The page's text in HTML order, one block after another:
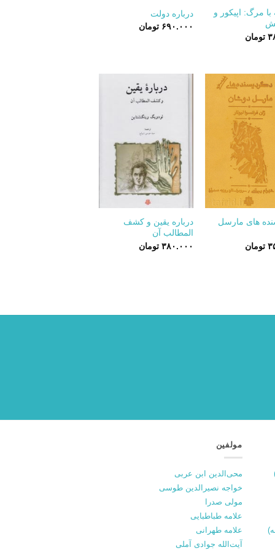
با مرگ: اپیکور و
تومان
درباره دولت
۶۹۰.۰۰۰ تومان
های مارسل
تومان
+
درباره یقین و کشف
المطالب آن
۳۸۰.۰۰۰ تومان
مولفین
محی‌الدین ابن عربی
خواجه نصیرالدین طوسی
مولی صدرا
علامه طباطبایی
علامه طهرانی
آیت‌الله جوادی آملی